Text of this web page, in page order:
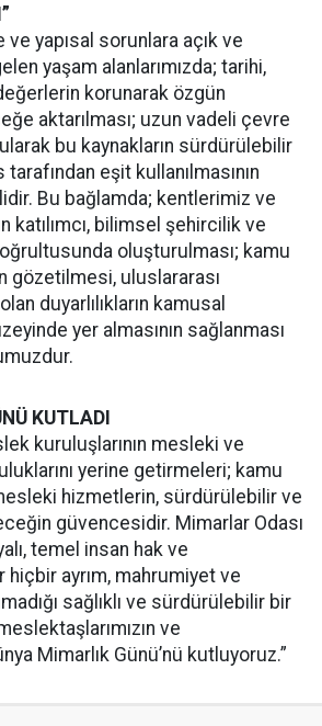
ve yapısal sorunlara açık ve
yaşam alanlarımızda; tarihi,
korunarak özgün
aktarılması; uzun vadeli çevre
bu kaynakların sürdürülebilir
eşit kullanılmasının
Bu bağlamda; kentlerimiz ve
katılımcı, bilimsel şehircilik ve
oluşturulması; kamu
gözetilmesi, uluslararası
duyarlılıkların kamusal
yer almasının sağlanması
KUTLADI
kuruluşlarının mesleki ve
yerine getirmeleri; kamu
hizmetlerin, sürdürülebilir ve
güvencesidir. Mimarlar Odası
temel insan hak ve
ayrım, mahrumiyet ve
sağlıklı ve sürdürülebilir bir
ve
Mimarlık Günü’nü kutluyoruz.”